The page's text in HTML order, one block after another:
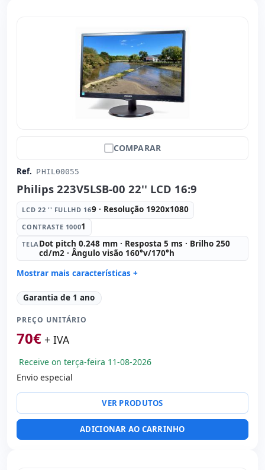
COMPARAR
Ref. PHIL00055
Philips 223V5LSB-00 22'' LCD 16:9
LCD 22 '' FULLHD 169 · Resolução 1920x1080
CONTRASTE 10001
TELADot pitch 0.248 mm · Resposta 5 ms · Brilho 250
cd/m2 · Ângulo visão 160°v/170°h
Mostrar mais características +
LCD 22 '' FullHD 16:
Contraste 1000: 1
Tela: Dot pitch 0.248 mm · Resposta 5 ms · Brilho 250
cd/m2 · Ângulo visão 160°v/170°h
Portas de vídeo:
Específico tela: Apoio VESA · Pedestal
Outros: hR embalagens
Dimensões: 50.3x37.5x21 cm.
Garantia de 1 ano
PREÇO UNITÁRIO
70€ + IVA
Receive on terça-feira 11-08-2026
Envio especial
VER PRODUTOS
ADICIONAR AO CARRINHO